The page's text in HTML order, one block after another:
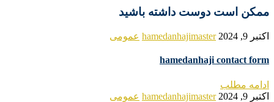
ممکن است دوست داشته باشید
اکتبر 9, 2024 hamedanhajimaster عمومی
hamedanhaji contact form
ادامه مطلب
اکتبر 9, 2024
hamedanhajimaster عمومی